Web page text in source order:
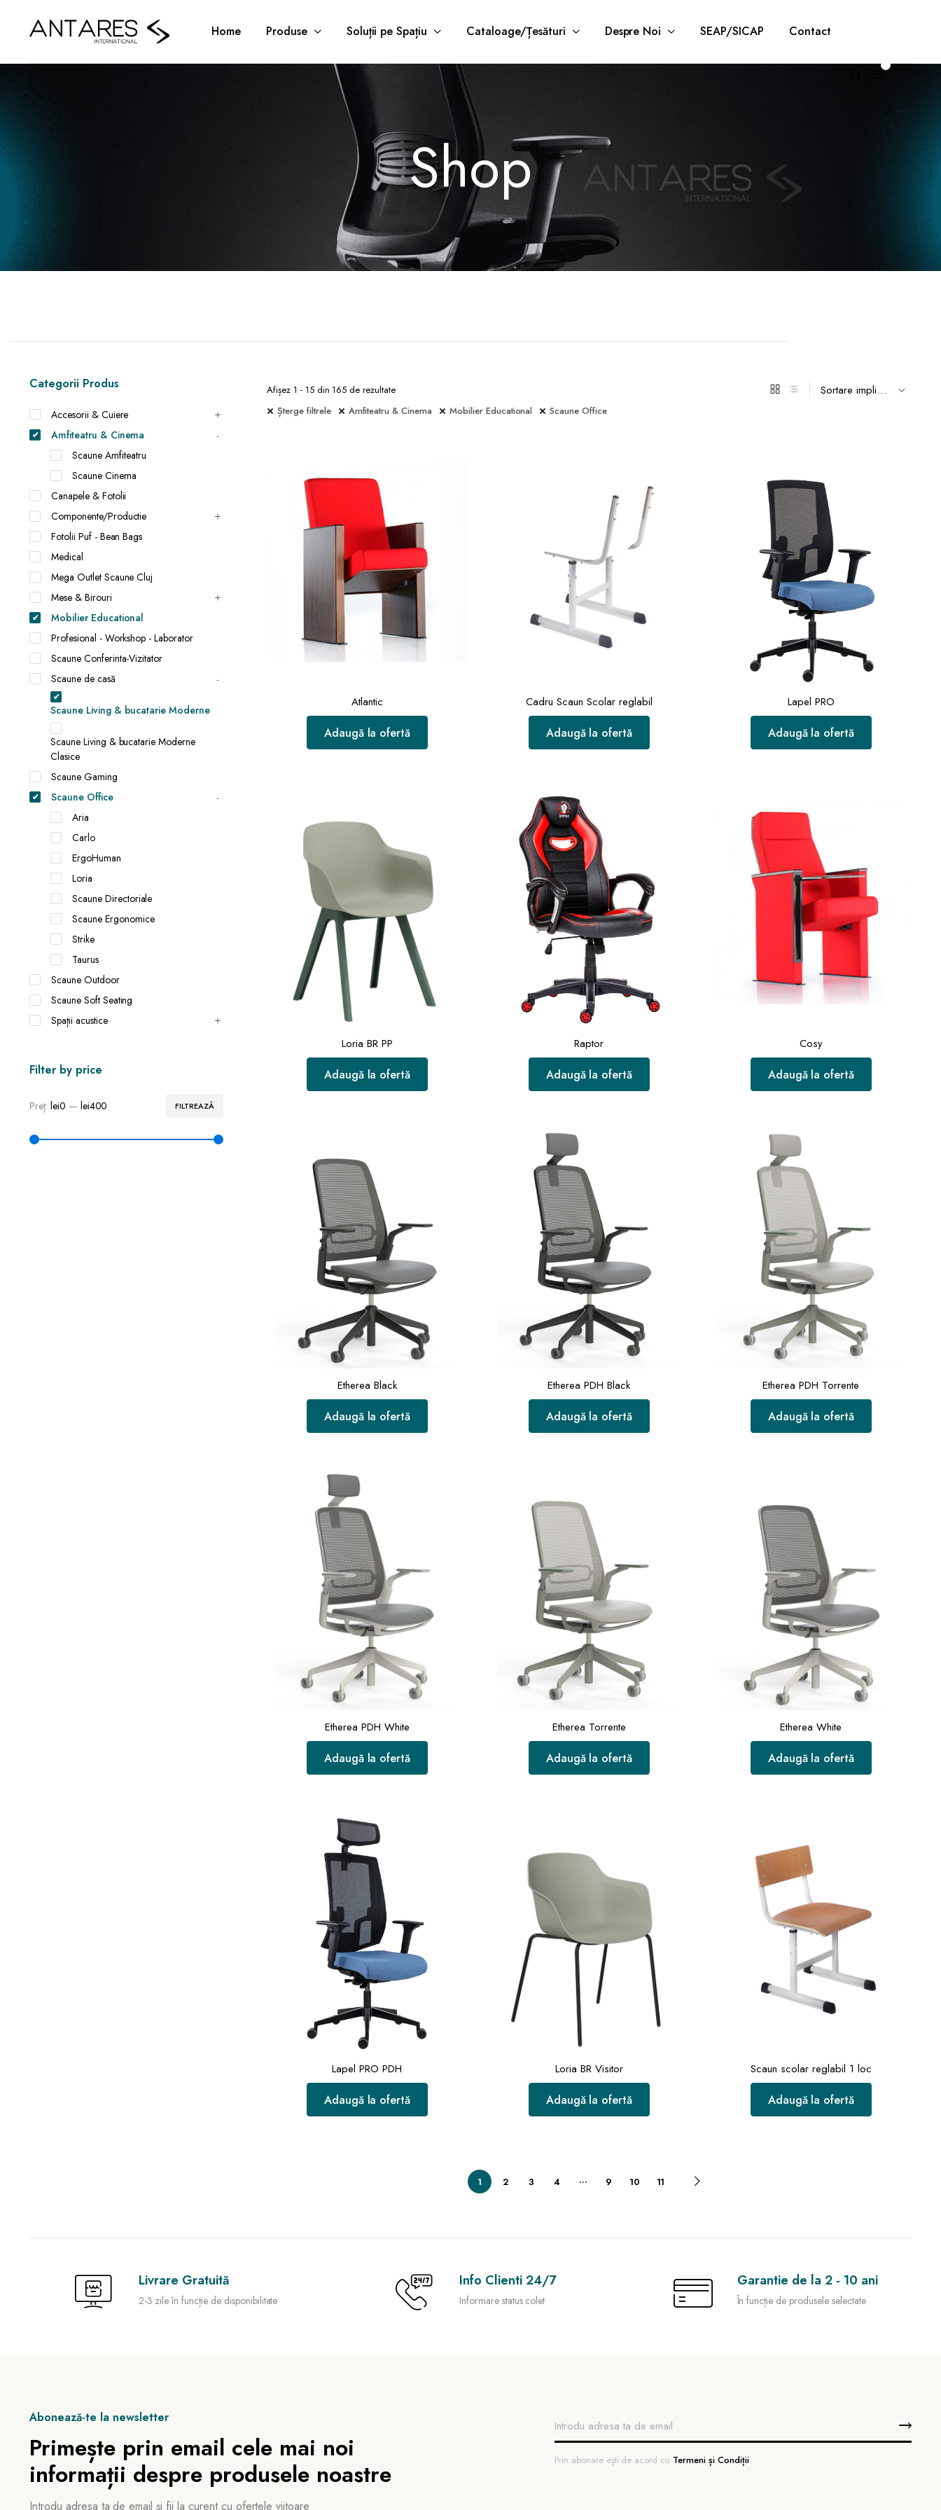
Home Produse Soluții pe Spațiu Cataloage/Țesături Despre Noi SEAP/SICAP Contact
Shop
Afișez 1 - 15 din 165 de rezultate
Șterge filtrele
Amfiteatru & Cinema Mobilier Educational Scaune Office
Atlantic
Adaugă la ofertă
Cadru Scaun Scolar reglabil
Adaugă la ofertă
Lapel PRO
Adaugă la ofertă
Loria BR PP
Adaugă la ofertă
Raptor
Adaugă la ofertă
Cosy
Adaugă la ofertă
Etherea Black
Adaugă la ofertă
Etherea PDH Black
Adaugă la ofertă
Etherea PDH Torrente
Adaugă la ofertă
Etherea PDH White
Adaugă la ofertă
Etherea Torrente
Adaugă la ofertă
Etherea White
Adaugă la ofertă
Lapel PRO PDH
Adaugă la ofertă
Loria BR Visitor
Adaugă la ofertă
Scaun scolar reglabil 1 loc
Adaugă la ofertă
1 2 3 4 … 9 10 11
Categorii Produs
Accesorii & Cuiere
Amfiteatru & Cinema
Scaune Amfiteatru
Scaune Cinema
Canapele & Fotolii
Componente/Productie
Fotolii Puf - Bean Bags
Medical
Mega Outlet Scaune Cluj
Mese & Birouri
Mobilier Educational
Profesional - Workshop - Laborator
Scaune Conferinta-Vizitator
Scaune de casă
Scaune Living & bucatarie Moderne
Scaune Living & bucatarie Moderne
Clasice
Scaune Gaming
Scaune Office
Aria
Carlo
ErgoHuman
Loria
Scaune Directoriale
Scaune Ergonomice
Strike
Taurus
Scaune Outdoor
Scaune Soft Seating
Spații acustice
Filter by price
FILTREAZĂ
Preț: lei0 — lei400
Livrare Gratuită
2-3 zile în funcție de disponibilitate
Info Clienti 24/7
Informare status colet
Garantie de la 2 - 10 ani
În funcție de produsele selectate
Abonează-te la newsletter
Primește prin email cele mai noi
informații despre produsele noastre
Introdu adresa ta de email și fii la curent cu ofertele viitoare
Prin abonare ești de acord cu Termeni și Condiții